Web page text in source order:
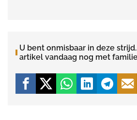
U bent onmisbaar in deze
artikel vandaag nog met